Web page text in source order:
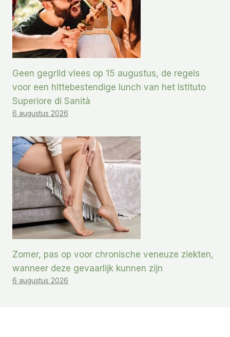
Geen gegrild vlees op 15 augustus, de regels
voor een hittebestendige lunch van het Istituto
Superiore di Sanità
6 augustus 2026
Zomer, pas op voor chronische veneuze ziekten,
wanneer deze gevaarlijk kunnen zijn
6 augustus 2026